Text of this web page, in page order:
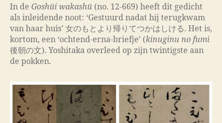
In de Goshūi wakashū (no. 12-669) heeft dit gedicht
als inleidende noot: ‘Gestuurd nadat hij terugkwam
van haar huis’ 女のもとより帰りてつかはしける. Het is,
kortom, een ‘ochtend-erna-briefje’ (kinuginu no fumi
後朝の文). Yoshitaka overleed op zijn twintigste aan
de pokken.